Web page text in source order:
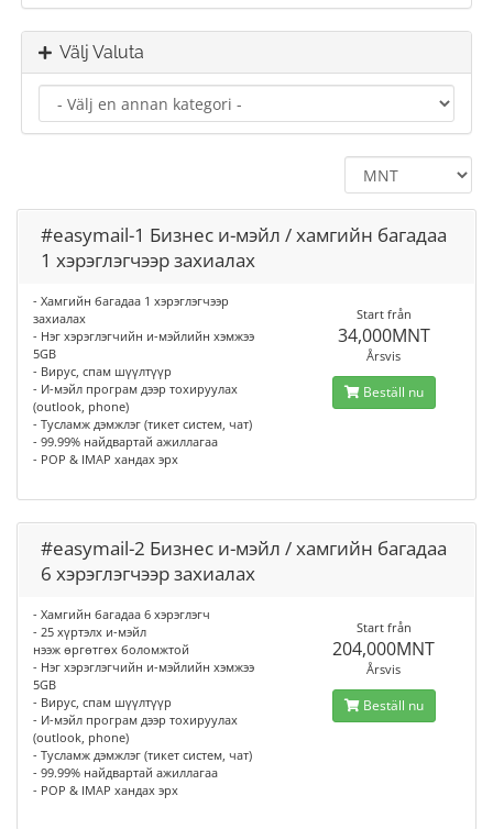
Välj Valuta
#easymail-1 Бизнес и-мэйл / хамгийн багадаа
1 хэрэглэгчээр захиалах
- Хамгийн багадаа 1 хэрэглэгчээр
захиалах
- Нэг хэрэглэгчийн и-мэйлийн хэмжээ
5GB
- Вирус, спам шүүлтүүр
- И-мэйл програм дээр тохируулах
(outlook, phone)
- Тусламж дэмжлэг (тикет систем, чат)
- 99.99% найдвартай ажиллагаа
- POP & IMAP хандах эрх
Start från
34,000MNT
Årsvis
Beställ nu
#easymail-2 Бизнес и-мэйл / хамгийн багадаа
6 хэрэглэгчээр захиалах
- Хамгийн багадаа 6 хэрэглэгч
- 25 хүртэлх и-мэйл
нээж өргөтгөх боломжтой
- Нэг хэрэглэгчийн и-мэйлийн хэмжээ
5GB
- Вирус, спам шүүлтүүр
- И-мэйл програм дээр тохируулах
(outlook, phone)
- Тусламж дэмжлэг (тикет систем, чат)
- 99.99% найдвартай ажиллагаа
- POP & IMAP хандах эрх
Start från
204,000MNT
Årsvis
Beställ nu